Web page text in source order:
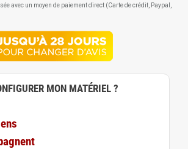
avec un moyen de paiement direct (Carte de crédit, Paypal,
MON MATÉRIEL ?